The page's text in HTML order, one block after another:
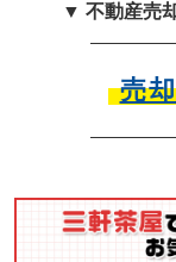
▼ 不動産売
売